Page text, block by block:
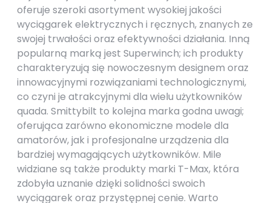
oferuje szeroki asortyment wysokiej jakości
wyciągarek elektrycznych i ręcznych, znanych ze
swojej trwałości oraz efektywności działania. Inną
popularną marką jest Superwinch; ich produkty
charakteryzują się nowoczesnym designem oraz
innowacyjnymi rozwiązaniami technologicznymi,
co czyni je atrakcyjnymi dla wielu użytkowników
quada. Smittybilt to kolejna marka godna uwagi;
oferująca zarówno ekonomiczne modele dla
amatorów, jak i profesjonalne urządzenia dla
bardziej wymagających użytkowników. Mile
widziane są także produkty marki T-Max, która
zdobyła uznanie dzięki solidności swoich
wyciągarek oraz przystępnej cenie. Warto